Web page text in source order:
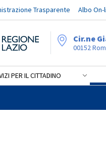
Trasparente Albo On-
Cir.ne
00152
PER IL CITTADINO